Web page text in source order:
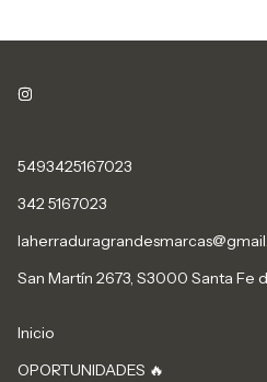
5493425167023
342 5167023
San Martín 2673, S3000 Santa Fe
Inicio
OPORTUNIDADES 🔥